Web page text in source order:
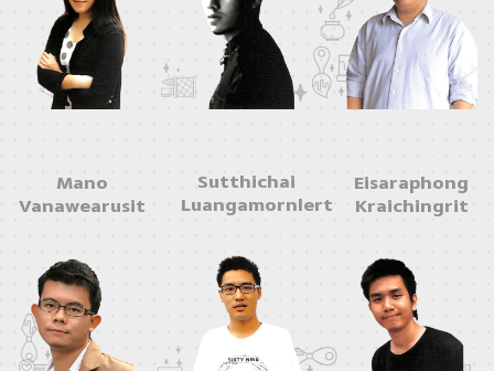
Mano
Vanawearusit
Sutthichai
Luangamornlert
Eisaraphong
Kraichingrit